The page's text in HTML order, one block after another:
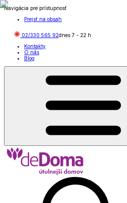
Navigácia pre prístupnosť
Prejsť na obsah
02/330 565 92dnes 7 - 22 h
Kontakty
O nás
Blog